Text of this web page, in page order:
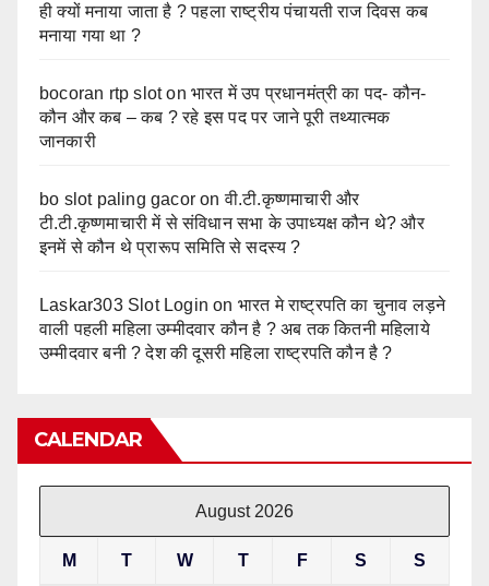
ही क्यों मनाया जाता है ? पहला राष्ट्रीय पंचायती राज दिवस कब
मनाया गया था ?
bocoran rtp slotonभारत में उप प्रधानमंत्री का पद- कौन-
कौन और कब – कब ? रहे इस पद पर जाने पूरी तथ्यात्मक
जानकारी
bo slot paling gacor onवी.टी.कृष्णमाचारी और
टी.टी.कृष्णमाचारी में से संविधान सभा के उपाध्यक्ष कौन थे? और
इनमें से कौन थे प्रारूप समिति से सदस्य ?
Laskar303 Slot Login on भारत मे राष्ट्रपति का चुनाव लड़ने
वाली पहली महिला उम्मीदवार कौन है ? अब तक कितनी महिलाये
उम्मीदवार बनी ? देश की दूसरी महिला राष्ट्रपति कौन है ?
CALENDAR
August 2026
M T W T F S S